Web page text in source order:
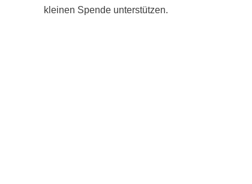
kleinen Spende unterstützen.